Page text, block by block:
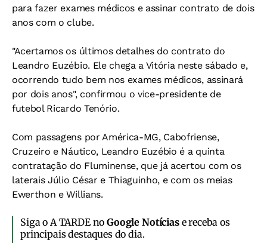
para fazer exames médicos e assinar contrato de dois
anos com o clube.
"Acertamos os últimos detalhes do contrato do
Leandro Euzébio. Ele chega a Vitória neste sábado e,
ocorrendo tudo bem nos exames médicos, assinará
por dois anos", confirmou o vice-presidente de
futebol Ricardo Tenório.
Com passagens por América-MG, Cabofriense,
Cruzeiro e Náutico, Leandro Euzébio é a quinta
contratação do Fluminense, que já acertou com os
laterais Júlio César e Thiaguinho, e com os meias
Ewerthon e Willians.
Siga o A TARDE noGoogle Notíciase receba os
principais destaques do dia.